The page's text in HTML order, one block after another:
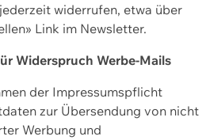
widerrufen, etwa über
Link im Newsletter.
Widerspruch Werbe-Mails
der Impressumspflicht
zur Übersendung von nicht
Werbung und